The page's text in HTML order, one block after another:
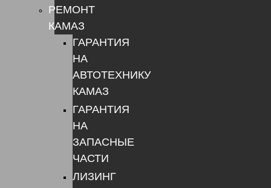
РЕМОНТ
КАМАЗ
ГАРАНТИЯ
НА
АВТОТЕХНИКУ
КАМАЗ
ГАРАНТИЯ
НА
ЗАПАСНЫЕ
ЧАСТИ
ЛИЗИНГ